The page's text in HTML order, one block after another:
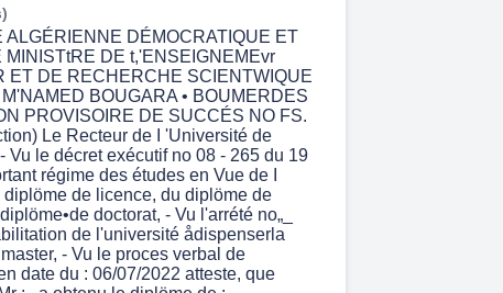
ALGÉRIENNE DÉMOCRATIQUE ET
MINISTtRE DE t,'ENSEIGNEMEvr
ET DE RECHERCHE SCIENTWIQUE
BOUGARA • BOUMERDES
PROVISOIRE DE SUCCÉS NO FS.
Le Recteur de I 'Université de
Vu le décret exécutif no 08 - 265 du 19
régime des études en Vue de I
diplöme de licence, du diplöme de
doctorat, - Vu l'arrété no„_
de l'université ådispenserla
- Vu le proces verbal de
date du : 06/07/2022 atteste, que